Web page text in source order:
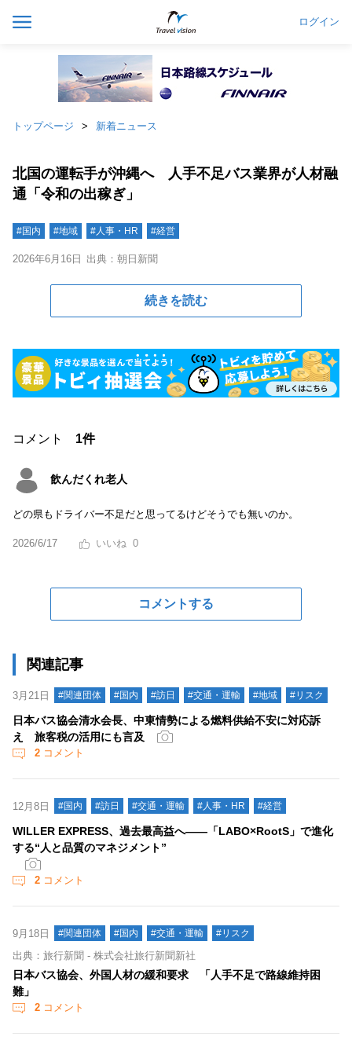
ログイン
トップページ 新着ニュース
北国の運転手が沖縄へ 人手不足バス業界が人材融
通「令和の出稼ぎ」
#国内 #地域 #人事・HR #経営
2026年6月16日 出典：朝日新聞
続きを読む
コメント 1件
飲んだくれ老人
どの県もドライバー不足だと思ってるけどそうでも無いのか。
2026/6/17 0
コメントする
関連記事
3月21日 #関連団体 #国内 #訪日 #交通・運輸 #地域 #リスク
日本バス協会清水会長、中東情勢による燃料供給不安に対応訴
え 旅客税の活用にも言及
2 コメント
12月8日 #国内 #訪日 #交通・運輸 #人事・HR #経営
WILLER EXPRESS、過去最高益へ――「LABO×RootS」で進化
する“人と品質のマネジメント”
2 コメント
9月18日 #関連団体 #国内 #交通・運輸 #リスク
出典：旅行新聞 - 株式会社旅行新聞新社
日本バス協会、外国人材の緩和要求 「人手不足で路線維持困
難」
2 コメント